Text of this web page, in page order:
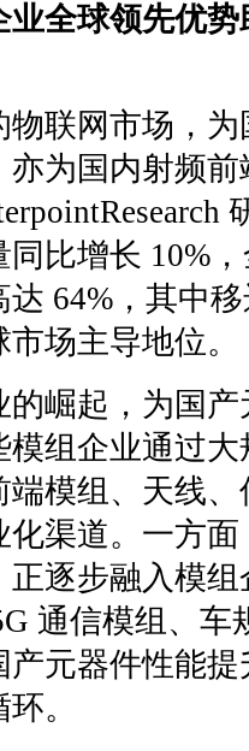
全球领先优势
联网市场，
亦为国内射频
比增长 10%
64%，其中
场主导地位。
的崛起，为国
组企业通过
模组、天线
渠道。一方
逐步融入模
通信模组、车
元器件性能
。